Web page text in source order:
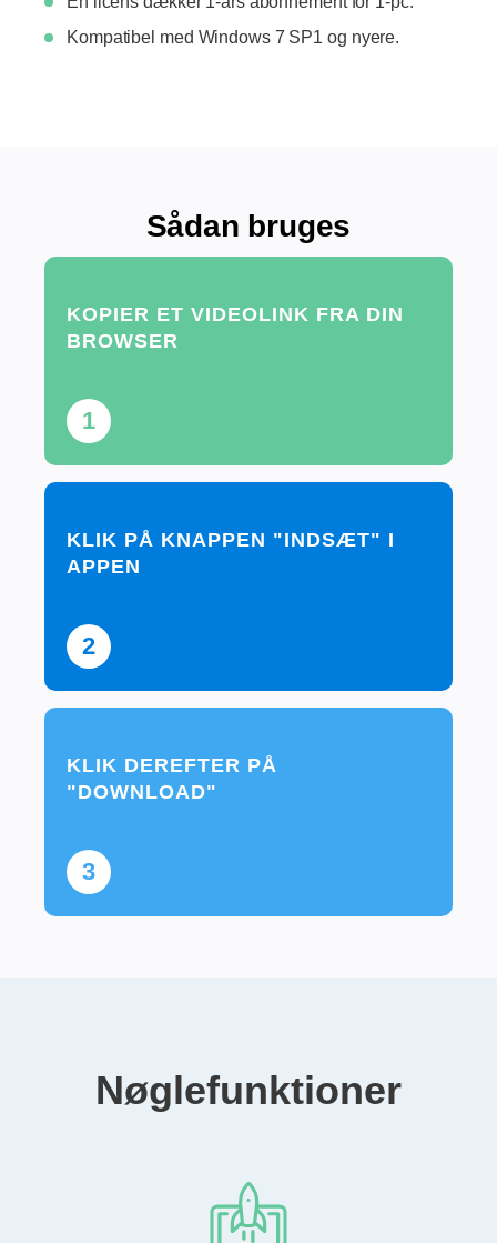
Kompatibel med Windows 7 SP1 og nyere.
Sådan bruges
1
KOPIER ET VIDEOLINK FRA DIN
BROWSER
2
KLIK PÅ KNAPPEN "INDSÆT" I
APPEN
3
KLIK DEREFTER PÅ
"DOWNLOAD"
Nøglefunktioner